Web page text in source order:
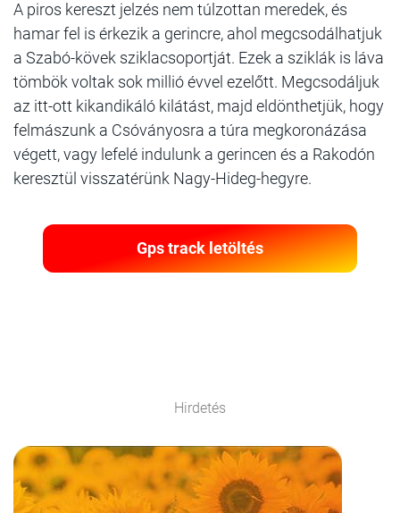
A piros kereszt jelzés nem túlzottan meredek, és
hamar fel is érkezik a gerincre, ahol megcsodálhatjuk
a Szabó-kövek sziklacsoportját. Ezek a sziklák is láva
tömbök voltak sok millió évvel ezelőtt. Megcsodáljuk
az itt-ott kikandikáló kilátást, majd eldönthetjük, hogy
felmászunk a Csóványosra a túra megkoronázása
végett, vagy lefelé indulunk a gerincen és a Rakodón
keresztül visszatérünk Nagy-Hideg-hegyre.
Gps track letöltés
Hirdetés